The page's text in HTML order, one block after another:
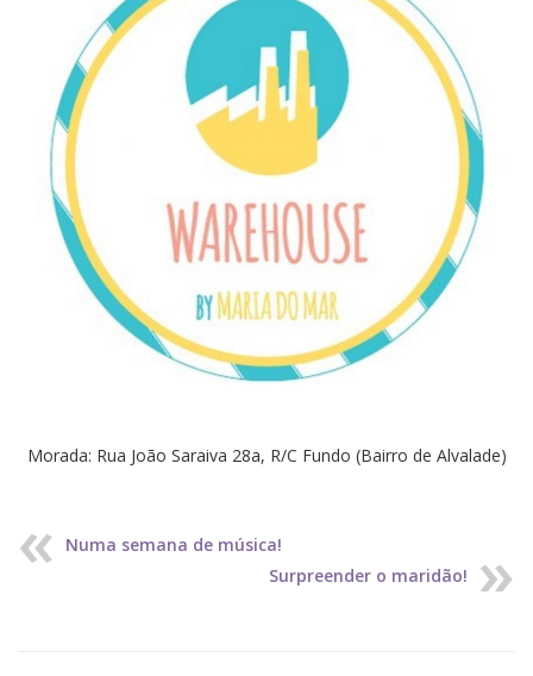
Morada: Rua João Saraiva 28a, R/C Fundo (Bairro de Alvalade)
Numa semana de música!
Surpreender o maridão!